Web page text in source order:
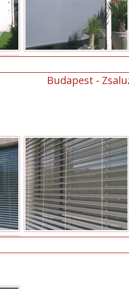
Budapest -